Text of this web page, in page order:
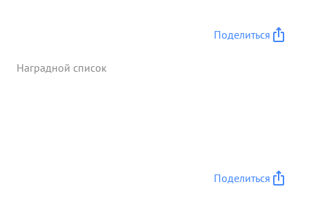
Поделиться
Наградной список
Поделиться